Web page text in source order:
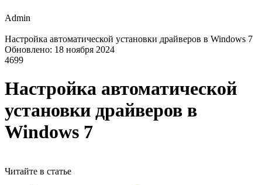
Admin
Настройка автоматической установки драйверов в Windows 7
Обновлено: 18 ноября 2024
4699
Настройка автоматической
установки драйверов в
Windows 7
Читайте в статье